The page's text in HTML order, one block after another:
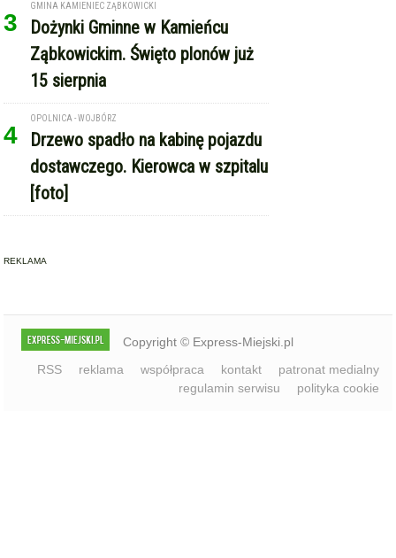
3
GMINA KAMIENIEC ZĄBKOWICKI
Dożynki Gminne w Kamieńcu
Ząbkowickim. Święto plonów już
15 sierpnia
4
OPOLNICA - WOJBÓRZ
Drzewo spadło na kabinę pojazdu
dostawczego. Kierowca w szpitalu
[foto]
REKLAMA
Copyright © Express-Miejski.pl
RSS
reklama współpraca kontakt
patronat medialny
regulamin serwisu
polityka cookie